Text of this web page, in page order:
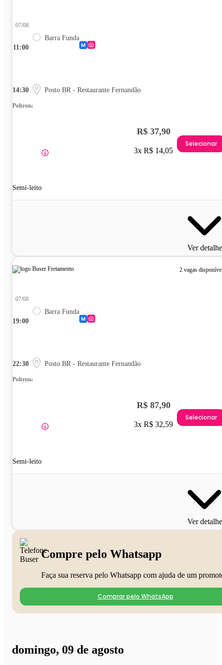
11:00
07/08
Barra Funda
14:30 Posto BR - Restaurante Fernandão
Poltrona
Semi-leito
R$ 37,90
3x R$ 14,05
Selecionar
Ver
2 vagas
19:00
07/08
Barra Funda
22:30 Posto BR - Restaurante Fernandão
Poltrona
Semi-leito
R$ 87,90
3x R$ 32,59
Selecionar
Ver
Compre pelo Whatsapp
Faça sua reserva pelo Whatsapp com ajuda de um
Comprar pelo WhatsApp
domingo, 09 de agosto